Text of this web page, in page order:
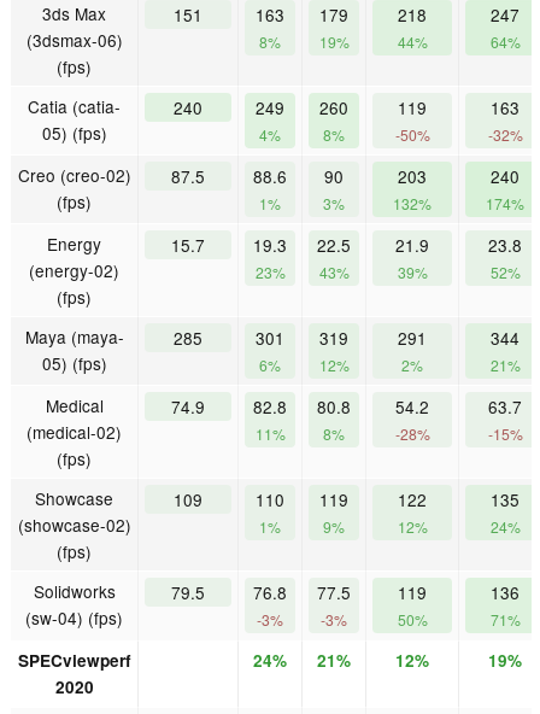
3ds Max
(3dsmax-06)
(fps)
151 163
8%
179
19%
218
44%
247
64%
Catia (catia-
05) (fps)
240 249
4%
260
8%
119
-50%
163
-32%
Creo (creo-02)
(fps)
87.5 88.6
1%
90
3%
203
132%
240
174%
Energy
(energy-02)
(fps)
15.7 19.3
23%
22.5
43%
21.9
39%
23.8
52%
Maya (maya-
05) (fps)
285 301
6%
319
12%
291
2%
344
21%
Medical
(medical-02)
(fps)
74.9 82.8
11%
80.8
8%
54.2
-28%
63.7
-15%
Showcase
(showcase-02)
(fps)
109 110
1%
119
9%
122
12%
135
24%
Solidworks
(sw-04) (fps)
79.5 76.8
-3%
77.5
-3%
119
50%
136
71%
SPECviewperf
2020
24% 21% 12% 19%